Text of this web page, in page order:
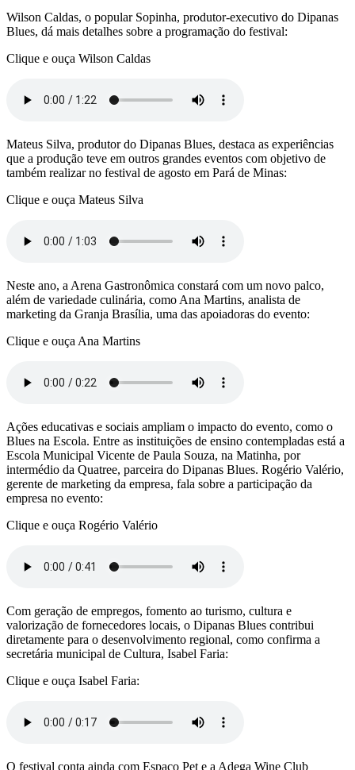
Wilson Caldas, o popular Sopinha, produtor-executivo do Dipanas
Blues, dá mais detalhes sobre a programação do festival:
Clique e ouça Wilson Caldas
Mateus Silva, produtor do Dipanas Blues, destaca as experiências
que a produção teve em outros grandes eventos com objetivo de
também realizar no festival de agosto em Pará de Minas:
Clique e ouça Mateus Silva
Neste ano, a Arena Gastronômica constará com um novo palco,
além de variedade culinária, como Ana Martins, analista de
marketing da Granja Brasília, uma das apoiadoras do evento:
Clique e ouça Ana Martins
Ações educativas e sociais ampliam o impacto do evento, como o
Blues na Escola. Entre as instituições de ensino contempladas está a
Escola Municipal Vicente de Paula Souza, na Matinha, por
intermédio da Quatree, parceira do Dipanas Blues. Rogério Valério,
gerente de marketing da empresa, fala sobre a participação da
empresa no evento:
Clique e ouça Rogério Valério
Com geração de empregos, fomento ao turismo, cultura e
valorização de fornecedores locais, o Dipanas Blues contribui
diretamente para o desenvolvimento regional, como confirma a
secretária municipal de Cultura, Isabel Faria:
Clique e ouça Isabel Faria:
O festival conta ainda com Espaço Pet e a Adega Wine Club